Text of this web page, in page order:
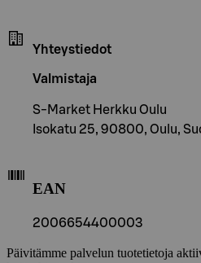
Yhteystiedot
Valmistaja
S-Market Herkku Oulu
Isokatu 25, 90800, Oulu,
EAN
2006654400003
Päivitämme palvelun tuotetietoja